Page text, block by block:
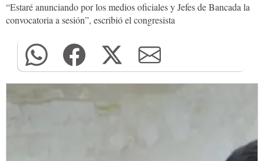
“Estaré anunciando por los medios oficiales y Jefes de Bancada la
convocatoria a sesión”, escribió el congresista